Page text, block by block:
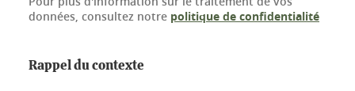
données, consultez notre politique de confidentialité
Rappel du contexte